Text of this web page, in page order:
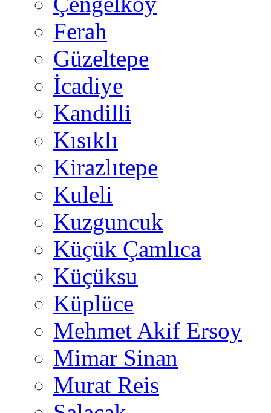
Ferah
Güzeltepe
İcadiye
Kandilli
Kısıklı
Kirazlıtepe
Kuleli
Kuzguncuk
Küçük Çamlıca
Küçüksu
Küplüce
Mehmet Akif Ersoy
Mimar Sinan
Murat Reis